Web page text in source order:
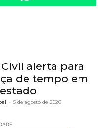
alerta para
de tempo em
- 5 de agosto de 2026